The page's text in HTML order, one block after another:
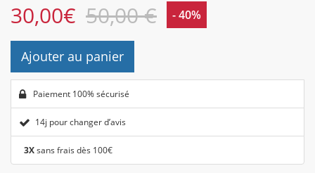
30,00€ 50,00 € - 40%
Ajouter au panier
Paiement 100% sécurisé
14j pour changer d’avis
3Xsans frais dès 100€